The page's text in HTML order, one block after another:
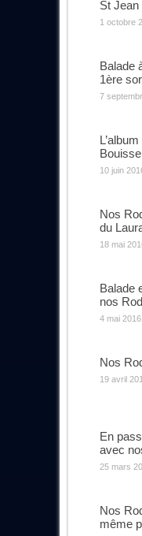
St
1 octobre
Balade
1ère
7
Bouisse
10 juin
Nos
du
18 mai
Balade
nos
4 mai 2016
Nos
19 avril
En
avec
25 mars
Nos
même